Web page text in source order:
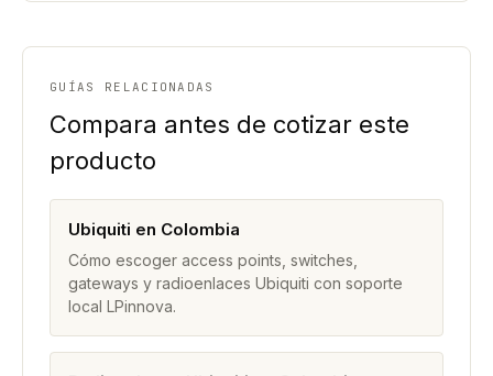
GUÍAS RELACIONADAS
Compara antes de cotizar este
producto
Ubiquiti en Colombia
Cómo escoger access points, switches,
gateways y radioenlaces Ubiquiti con soporte
local LPinnova.